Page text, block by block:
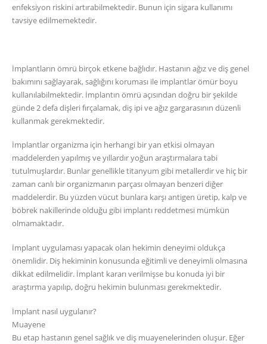
enfeksiyon riskini artırabilmektedir. Bunun için sigara kullanımı
tavsiye edilmemektedir.
İmplantların ömrü birçok etkene bağlıdır. Hastanın ağız ve diş genel
bakımını sağlayarak, sağlığını koruması ile implantlar ömür boyu
kullanılabilmektedir. İmplantın ömrü açısından doğru bir şekilde
günde 2 defa dişleri fırçalamak, diş ipi ve ağız gargarasının düzenli
kullanmak gerekmektedir.
İmplantlar organizma için herhangi bir yan etkisi olmayan
maddelerden yapılmış ve yıllardır yoğun araştırmalara tabi
tutulmuşlardır. Bunlar genellikle titanyum gibi metallerdir ve hiç bir
zaman canlı bir organizmanın parçası olmayan benzeri diğer
maddelerdir. Bu yüzden vücut bunlara karşı antigen üretip, kalp ve
böbrek nakillerinde olduğu gibi implantı reddetmesi mümkün
olmamaktadır.
İmplant uygulaması yapacak olan hekimin deneyimi oldukça
önemlidir. Diş hekiminin konusunda eğitimli ve deneyimli olmasına
dikkat edilmelidir. İmplant kararı verilmişse bu konuda iyi bir
araştırma yapılıp, doğru hekimin bulunması gerekmektedir.
İmplant nasıl uygulanır?
Muayene
Bu etap hastanın genel sağlık ve diş muayenelerinden oluşur. Eğer